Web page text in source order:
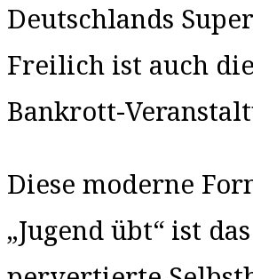
Deutschlands
Freilich ist auch
Bankrott-
Diese moderne
„Jugend übt“ ist das